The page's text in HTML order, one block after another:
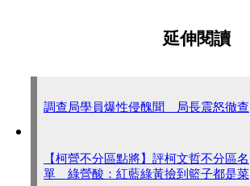
延伸閱讀
調查局學員爆性侵醜聞 局長震怒徹查
【柯營不分區點將】評柯文哲不分區名
單 綠營酸：紅藍綠黃撿到籃子都是菜